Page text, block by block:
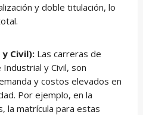
y doble titulación, lo
Civil): Las carreras de
y Civil, son
y costos elevados en
Por ejemplo, en la
la matrícula para estas